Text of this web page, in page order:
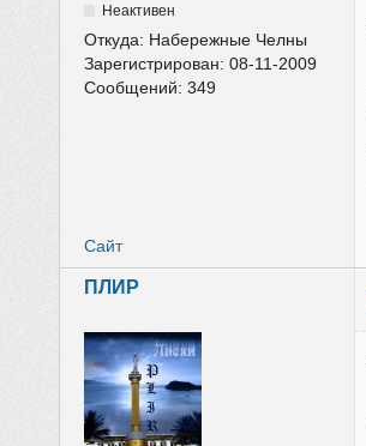
Неактивен
Откуда: Набережные Челны
Зарегистрирован:08-11-2009
Сообщений:349
Сайт
ПЛИР